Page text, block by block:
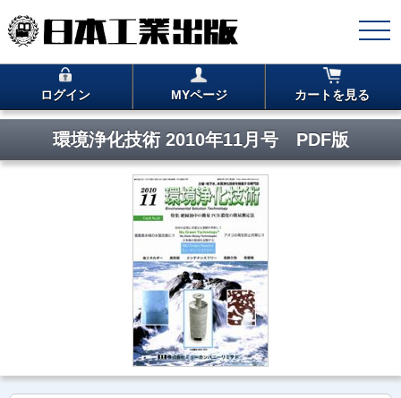
ログイン MYページ カートを見る
環境浄化技術 2010年11月号 PDF版